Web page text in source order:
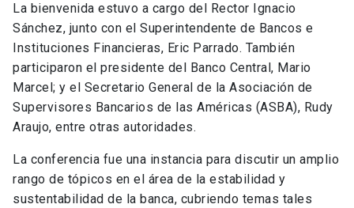
La bienvenida estuvo a cargo del Rector Ignacio
Sánchez, junto con el Superintendente de Bancos e
Instituciones Financieras, Eric Parrado. También
participaron el presidente del Banco Central, Mario
Marcel; y el Secretario General de la Asociación de
Supervisores Bancarios de las Américas (ASBA), Rudy
Araujo, entre otras autoridades.
La conferencia fue una instancia para discutir un amplio
rango de tópicos en el área de la estabilidad y
sustentabilidad de la banca, cubriendo temas tales